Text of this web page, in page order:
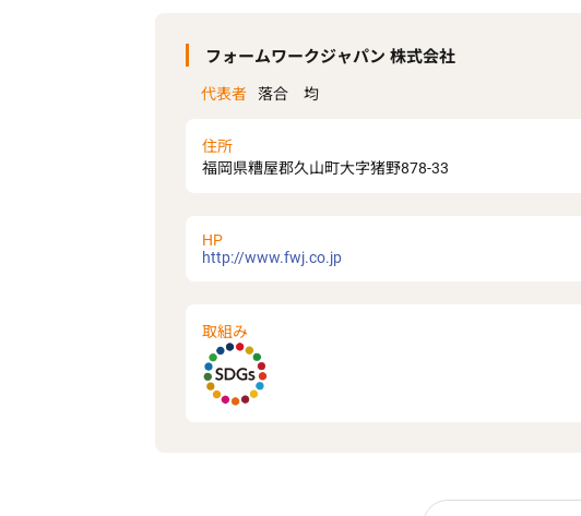
フォームワークジャパン 株式会社
代表者 落合 均
住所
福岡県糟屋郡久山町大字猪野878-33
HP
http://www.fwj.co.jp
取組み